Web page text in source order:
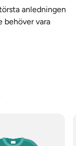
anledningen
vara